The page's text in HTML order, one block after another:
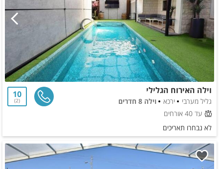
וילה האירוח הגלילי
גליל מערבי ירכא
וילה 8 חדרים
עד 40 אורחים
10
2
לא נבחרו תאריכים